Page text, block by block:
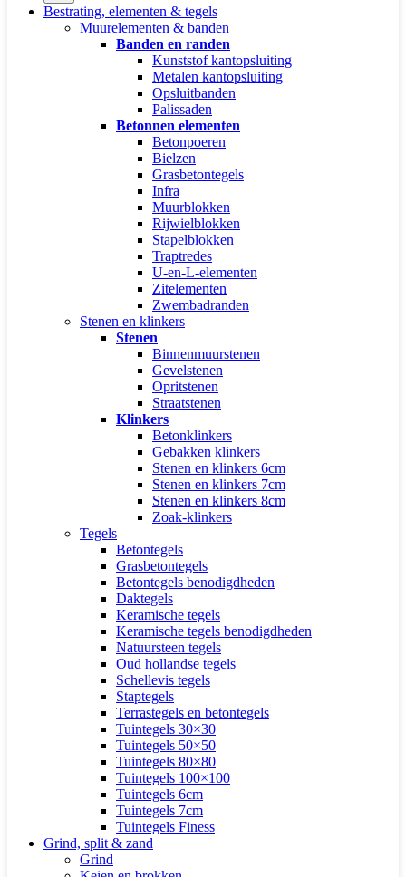
Bestrating, elementen & tegels
Muurelementen & banden
Banden en randen
Kunststof kantopsluiting
Metalen kantopsluiting
Opsluitbanden
Palissaden
Betonnen elementen
Betonpoeren
Bielzen
Grasbetontegels
Infra
Muurblokken
Rijwielblokken
Stapelblokken
Traptredes
U-en-L-elementen
Zitelementen
Zwembadranden
Stenen en klinkers
Stenen
Binnenmuurstenen
Gevelstenen
Opritstenen
Straatstenen
Klinkers
Betonklinkers
Gebakken klinkers
Stenen en klinkers 6cm
Stenen en klinkers 7cm
Stenen en klinkers 8cm
Zoak-klinkers
Tegels
Betontegels
Grasbetontegels
Betontegels benodigdheden
Daktegels
Keramische tegels
Keramische tegels benodigdheden
Natuursteen tegels
Oud hollandse tegels
Schellevis tegels
Staptegels
Terrastegels en betontegels
Tuintegels 30×30
Tuintegels 50×50
Tuintegels 80×80
Tuintegels 100×100
Tuintegels 6cm
Tuintegels 7cm
Tuintegels Finess
Grind, split & zand
Grind